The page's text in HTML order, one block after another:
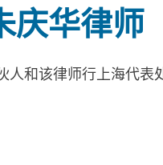
庆华律师
和该律师行上海代